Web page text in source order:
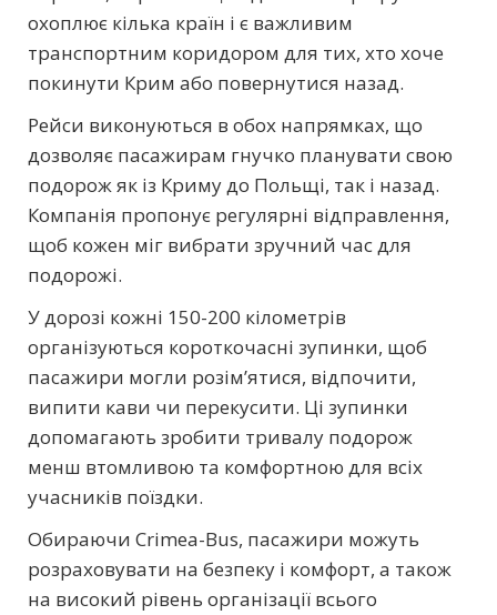
охоплює кілька країн і є важливим
транспортним коридором для тих, хто хоче
покинути Крим або повернутися назад.
Рейси виконуються в обох напрямках, що
дозволяє пасажирам гнучко планувати свою
подорож як із Криму до Польщі, так і назад.
Компанія пропонує регулярні відправлення,
щоб кожен міг вибрати зручний час для
подорожі.
У дорозі кожні 150-200 кілометрів
організуються короткочасні зупинки, щоб
пасажири могли розім’ятися, відпочити,
випити кави чи перекусити. Ці зупинки
допомагають зробити тривалу подорож
менш втомливою та комфортною для всіх
учасників поїздки.
Обираючи Crimea-Bus, пасажири можуть
розраховувати на безпеку і комфорт, а також
на високий рівень організації всього